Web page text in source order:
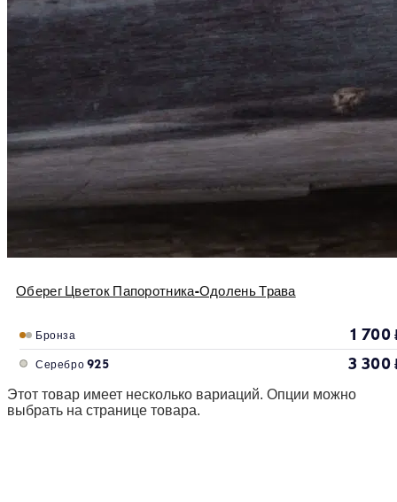
Оберег Цветок Папоротника-Одолень Трава
Бронза 1 700
Серебро 925 3 300
Этот товар имеет несколько вариаций. Опции можно
выбрать на странице товара.